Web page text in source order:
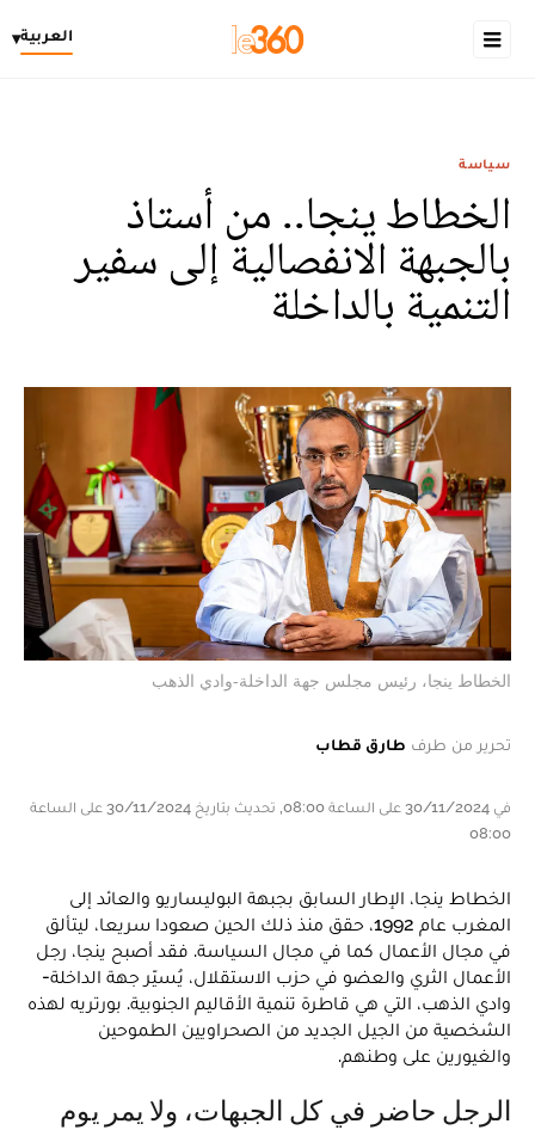
العربية▾
سياسة
الخطاط ينجا.. من أستاذ
بالجبهة الانفصالية إلى سفير
التنمية بالداخلة
الخطاط ينجا، رئيس مجلس جهة الداخلة-وادي الذهب
تحرير من طرف طارق قطاب
في 30/11/2024 على الساعة 08:00, تحديث بتاريخ 30/11/2024 على الساعة
08:00
الخطاط ينجا، الإطار السابق بجبهة البوليساريو والعائد إلى
المغرب عام 1992، حقق منذ ذلك الحين صعودا سريعا، ليتألق
في مجال الأعمال كما في مجال السياسة. فقد أصبح ينجا، رجل
الأعمال الثري والعضو في حزب الاستقلال، يُسيّر جهة الداخلة-
وادي الذهب، التي هي قاطرة تنمية الأقاليم الجنوبية. بورتريه لهذه
الشخصية من الجيل الجديد من الصحراويين الطموحين
والغيورين على وطنهم.
الرجل حاضر في كل الجبهات، ولا يمر يوم